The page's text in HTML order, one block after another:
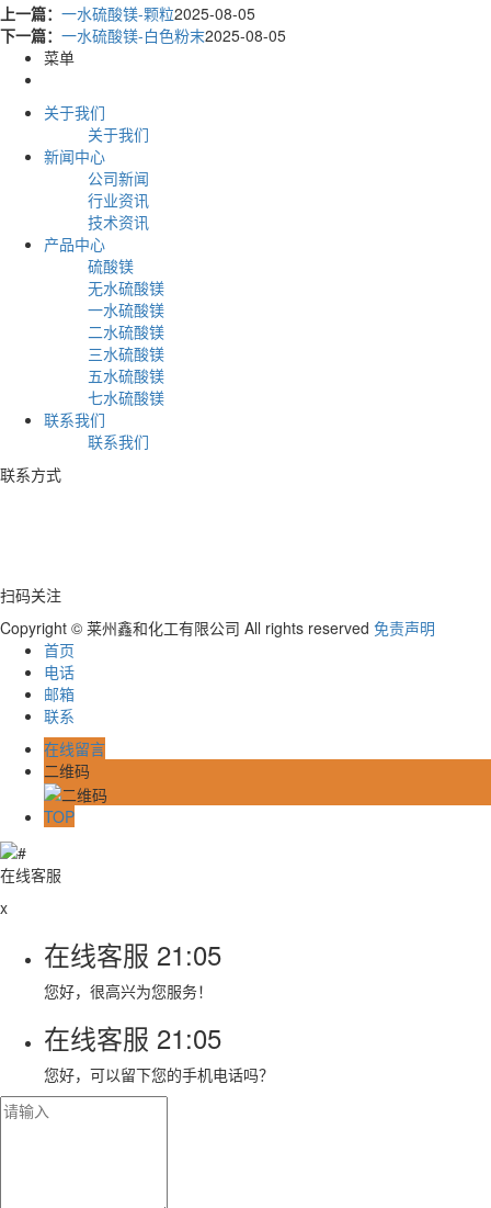
上一篇： 一水硫酸镁-颗粒2025-08-05
下一篇： 一水硫酸镁-白色粉末2025-08-05
菜单
关于我们
关于我们
新闻中心
公司新闻
行业资讯
技术资讯
产品中心
硫酸镁
无水硫酸镁
一水硫酸镁
二水硫酸镁
三水硫酸镁
五水硫酸镁
七水硫酸镁
联系我们
联系我们
联系方式
扫码关注
Copyright © 莱州鑫和化工有限公司 All rights reserved 免责声明
首页
电话
邮箱
联系
在线留言
二维码
TOP
在线客服
x
在线客服 21:05
您好，很高兴为您服务！
在线客服 21:05
您好，可以留下您的手机电话吗？